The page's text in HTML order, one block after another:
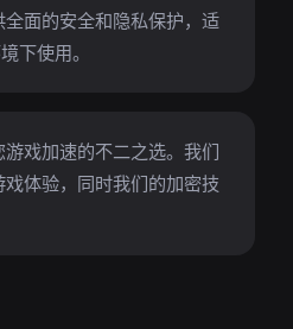
面的安全和隐私保护，适
下使用。
戏加速的不二之选。我们
体验，同时我们的加密技